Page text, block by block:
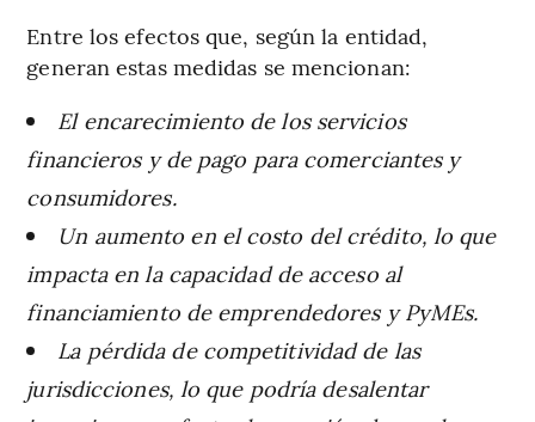
Entre los efectos que, según la entidad,
generan estas medidas se mencionan:
El encarecimiento de los servicios
financieros y de pago para comerciantes y
consumidores.
Un aumento en el costo del crédito, lo que
impacta en la capacidad de acceso al
financiamiento de emprendedores y PyMEs.
La pérdida de competitividad de las
jurisdicciones, lo que podría desalentar